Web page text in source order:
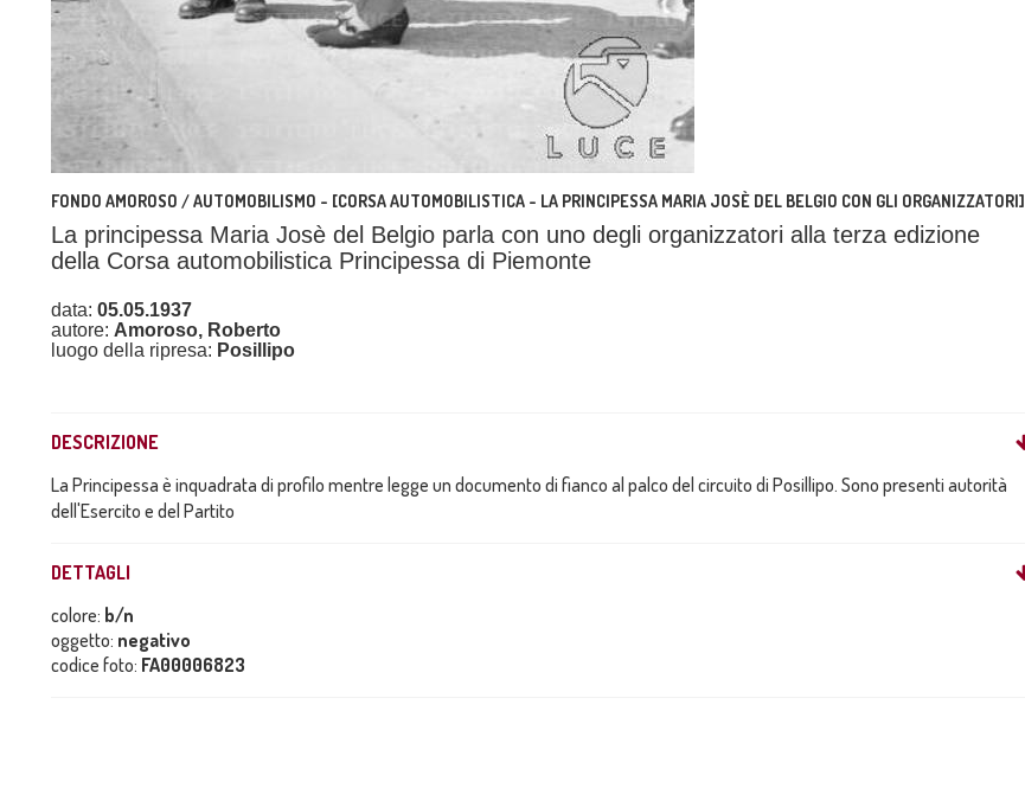
FONDO AMOROSO / AUTOMOBILISMO - [CORSA AUTOMOBILISTICA - LA PRINCIPESSA MARIA JOSÈ DEL BELGIO CON GLI ORGANIZZATORI]
La principessa Maria Josè del Belgio parla con uno degli organizzatori alla terza edizione
della Corsa automobilistica Principessa di Piemonte
data: 05.05.1937
autore: Amoroso, Roberto
luogo della ripresa: Posillipo
DESCRIZIONE
La Principessa è inquadrata di profilo mentre legge un documento di fianco al palco del circuito di Posillipo. Sono presenti autorità
dell'Esercito e del Partito
DETTAGLI
colore: b/n
oggetto: negativo
codice foto: FA00006823